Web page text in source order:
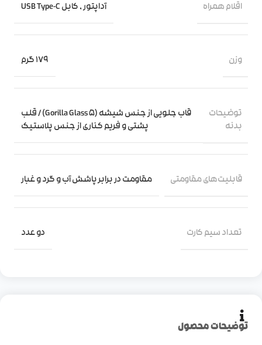
توضیحات محصول
اقلام همراه آداپتور,کابل USB Type-C
وزن 179 گرم
توضیحات
بدنه
قاب جلویی از جنس شیشه (Gorilla Glass 5) / قلب
پشتی و فریم کناری از جنس پلاستیک
قابلیت‌های مقاومتی مقاومت در برابر پاشش آب و گرد و غبار
تعداد سیم کارت دو عدد